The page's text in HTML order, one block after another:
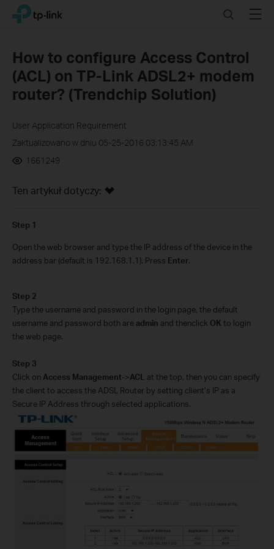
Click
navigation
TP-Link, Reliably Smart SearchMenu
How to configure Access Control
(ACL) on TP-Link ADSL2+ modem
router? (Trendchip Solution)
User Application Requirement
Zaktualizowano w dniu 05-25-2016 03:13:45 AM
1661249
Ten artykuł dotyczy:
Step 1
Open the web browser and type the IP address of the device in the
address bar (default is 192.168.1.1). Press Enter.
Step 2
Type the username and password in the login page, the default
username and password both are admin and thenclick OK to login
the web page.
Step 3
Click on Access Management->ACL at the top, then you can specify
the client to access the ADSL Router by setting client’s IP as a
Secure IP Address through selected applications.